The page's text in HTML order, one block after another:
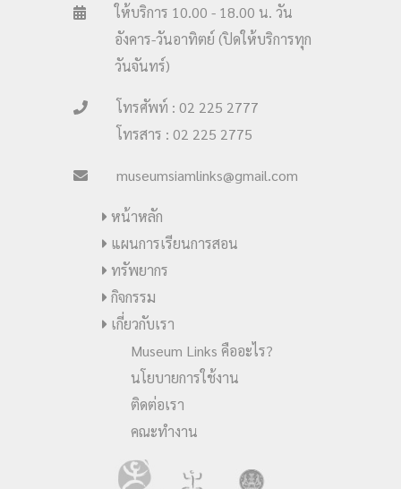
ให้บริการ 10.00 - 18.00 น. วัน
อังคาร-วันอาทิตย์ (ปิดให้บริการทุก
วันจันทร์)
โทรศัพท์ : 02 225 2777
โทรสาร : 02 225 2775
museumsiamlinks@gmail.com
หน้าหลัก
แผนการเรียนการสอน
ทรัพยากร
กิจกรรม
เกี่ยวกับเรา
Museum Links คืออะไร?
นโยบายการใช้งาน
ติดต่อเรา
คณะทำงาน